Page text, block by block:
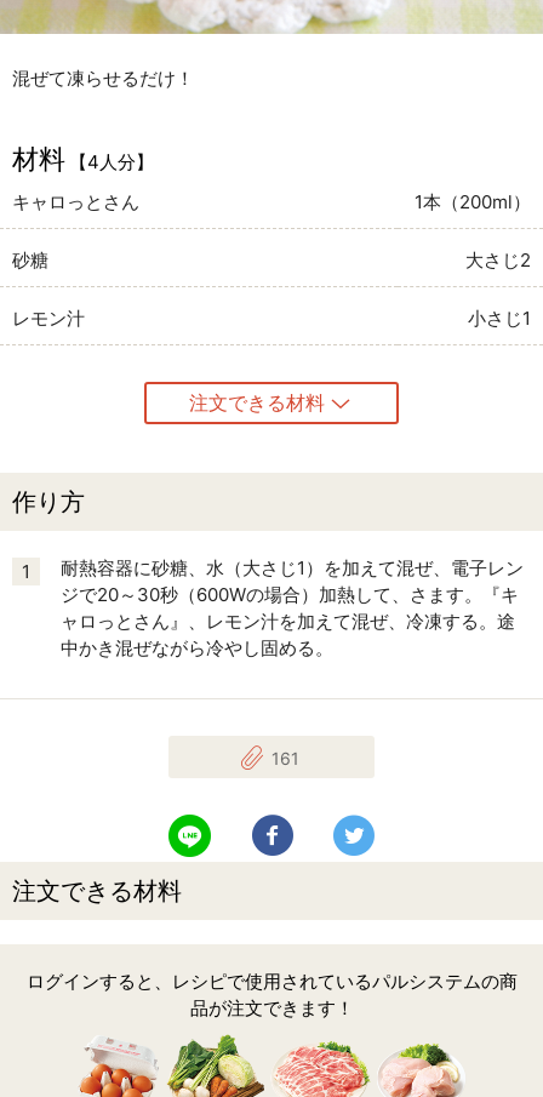
混ぜて凍らせるだけ！
材料
【4人分】
キャロっとさん
1本（200ml）
砂糖 大さじ2
レモン汁 小さじ1
注文できる材料
作り方
1
耐熱容器に砂糖、水（大さじ1）を加えて混ぜ、電子レン
ジで20～30秒（600Wの場合）加熱して、さます。『キ
ャロっとさん』、レモン汁を加えて混ぜ、冷凍する。途
中かき混ぜながら冷やし固める。
161
LINEで送る Facebookでシェアする
注文できる材料
ログインすると、レシピで使用されているパルシステムの商
品が注文できます！